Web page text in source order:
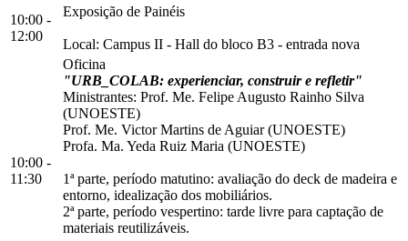
10:00 -
12:00
Exposição de Painéis
Local: Campus II - Hall do bloco B3 - entrada nova
10:00 -
11:30
Oficina
"URB_COLAB: experienciar, construir e refletir"
Ministrantes: Prof. Me. Felipe Augusto Rainho Silva
(UNOESTE)
Prof. Me. Victor Martins de Aguiar (UNOESTE)
Profa. Ma. Yeda Ruiz Maria (UNOESTE)
1ª parte, período matutino: avaliação do deck de madeira e
entorno, idealização dos mobiliários.
2ª parte, período vespertino: tarde livre para captação de
materiais reutilizáveis.